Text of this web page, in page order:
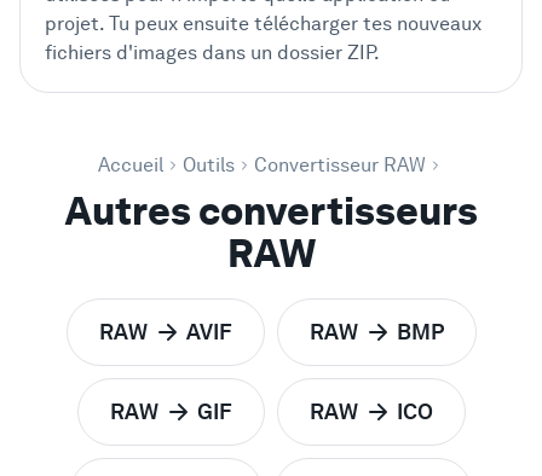
projet. Tu peux ensuite télécharger tes nouveaux
fichiers d'images dans un dossier ZIP.
Accueil Outils Convertisseur RAW
Autres convertisseurs
RAW
RAW pourAVIF RAW pourBMP
RAW pour
GIF RAW pourICO